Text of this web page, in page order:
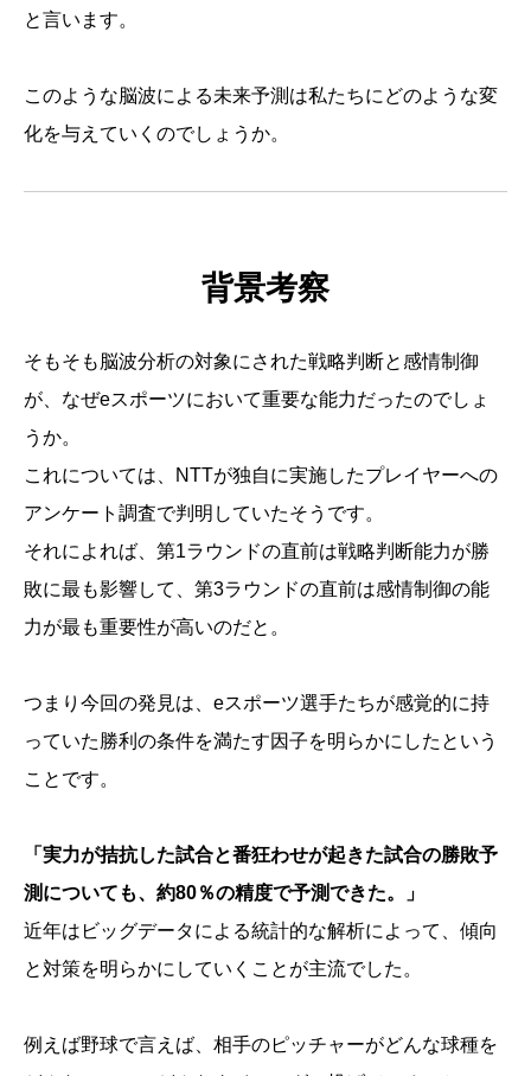
と言います。
このような脳波による未来予測は私たちにどのような変
化を与えていくのでしょうか。
背景考察
そもそも脳波分析の対象にされた戦略判断と感情制御
が、なぜeスポーツにおいて重要な能力だったのでしょ
うか。
これについては、NTTが独自に実施したプレイヤーへの
アンケート調査で判明していたそうです。
それによれば、第1ラウンドの直前は戦略判断能力が勝
敗に最も影響して、第3ラウンドの直前は感情制御の能
力が最も重要性が高いのだと。
つまり今回の発見は、eスポーツ選手たちが感覚的に持
っていた勝利の条件を満たす因子を明らかにしたという
ことです。
「実力が拮抗した試合と番狂わせが起きた試合の勝敗予
測についても、約80％の精度で予測できた。」
近年はビッグデータによる統計的な解析によって、傾向
と対策を明らかにしていくことが主流でした。
例えば野球で言えば、相手のピッチャーがどんな球種を